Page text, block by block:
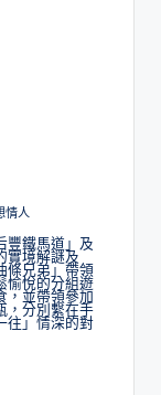
情人
豐鐵馬道」及
實境解謎及
條兄弟」帶領
愉悅的分組遊
，並帶領參加
，分別繫在手
往」情深的對